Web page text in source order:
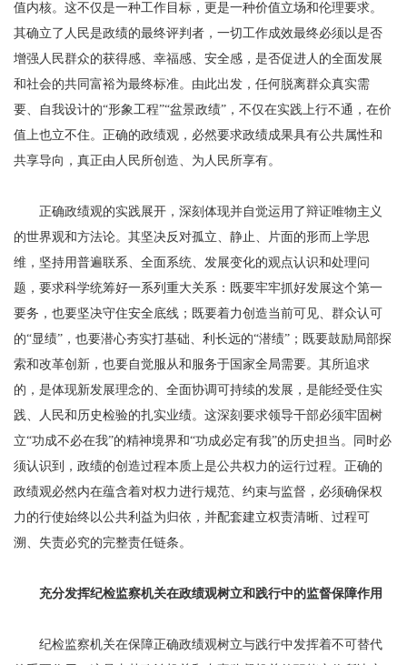
值内核。这不仅是一种工作目标，更是一种价值立场和伦理要求。
其确立了人民是政绩的最终评判者，一切工作成效最终必须以是否
增强人民群众的获得感、幸福感、安全感，是否促进人的全面发展
和社会的共同富裕为最终标准。由此出发，任何脱离群众真实需
要、自我设计的“形象工程”“盆景政绩”，不仅在实践上行不通，在价
值上也立不住。正确的政绩观，必然要求政绩成果具有公共属性和
共享导向，真正由人民所创造、为人民所享有。
正确政绩观的实践展开，深刻体现并自觉运用了辩证唯物主义
的世界观和方法论。其坚决反对孤立、静止、片面的形而上学思
维，坚持用普遍联系、全面系统、发展变化的观点认识和处理问
题，要求科学统筹好一系列重大关系：既要牢牢抓好发展这个第一
要务，也要坚决守住安全底线；既要着力创造当前可见、群众认可
的“显绩”，也要潜心夯实打基础、利长远的“潜绩”；既要鼓励局部探
索和改革创新，也要自觉服从和服务于国家全局需要。其所追求
的，是体现新发展理念的、全面协调可持续的发展，是能经受住实
践、人民和历史检验的扎实业绩。这深刻要求领导干部必须牢固树
立“功成不必在我”的精神境界和“功成必定有我”的历史担当。同时必
须认识到，政绩的创造过程本质上是公共权力的运行过程。正确的
政绩观必然内在蕴含着对权力进行规范、约束与监督，必须确保权
力的行使始终以公共利益为归依，并配套建立权责清晰、过程可
溯、失责必究的完整责任链条。
充分发挥纪检监察机关在政绩观树立和践行中的监督保障作用
纪检监察机关在保障正确政绩观树立与践行中发挥着不可替代